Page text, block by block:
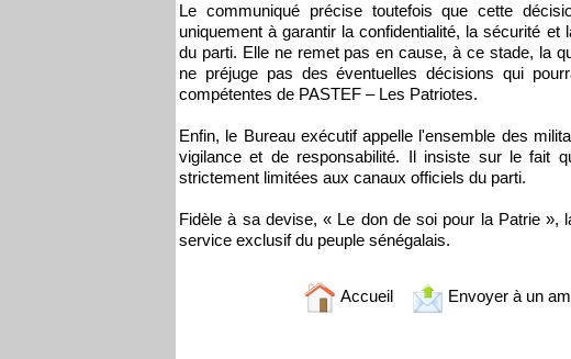
Le communiqué précise toutefois que cette
uniquement à garantir la confidentialité, la sécurité
du parti. Elle ne remet pas en cause, à ce stade, la
ne préjuge pas des éventuelles décisions qui
compétentes de PASTEF – Les Patriotes.
Enfin, le Bureau exécutif appelle l'ensemble des
vigilance et de responsabilité. Il insiste sur le fait
strictement limitées aux canaux officiels du parti.
Fidèle à sa devise, « Le don de soi pour la Patrie »,
service exclusif du peuple sénégalais.
Accueil Envoyer à un